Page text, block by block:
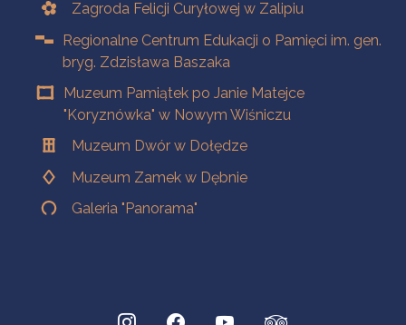
Zagroda Felicji Curyłowej w Zalipiu
Regionalne Centrum Edukacji o Pamięci im. gen.
bryg. Zdzisława Baszaka
Muzeum Pamiątek po Janie Matejce
"Koryznówka" w Nowym Wiśniczu
Muzeum Dwór w Dołędze
Muzeum Zamek w Dębnie
Galeria "Panorama"